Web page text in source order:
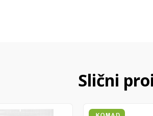
Slični